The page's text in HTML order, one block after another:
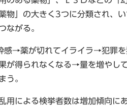
物」の大きく3つに分類され、
ながる。
感→薬が切れてイライラ→犯罪を
が得られなくなる→量を増やし
う。
用による検挙者数は増加傾向に